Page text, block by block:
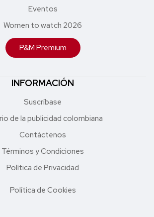
Eventos
Women to watch 2026
P&M Premium
INFORMACIÓN
Suscríbase
de la publicidad colombiana
Contáctenos
Términos y Condiciones
Política de Privacidad
Política de Cookies